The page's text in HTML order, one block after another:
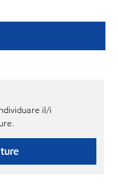
il/i